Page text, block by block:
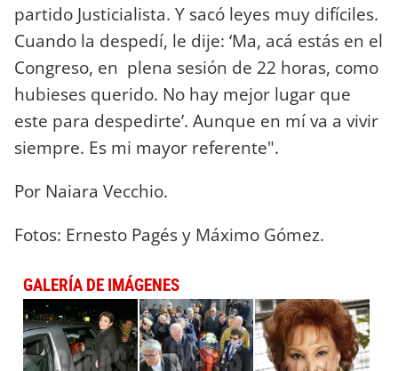
partido Justicialista. Y sacó leyes muy difíciles.
Cuando la despedí, le dije: ‘Ma, acá estás en el
Congreso, en plena sesión de 22 horas, como
hubieses querido. No hay mejor lugar que
este para despedirte’. Aunque en mí va a vivir
siempre. Es mi mayor referente".
Por Naiara Vecchio.
Fotos: Ernesto Pagés y Máximo Gómez.
GALERÍA DE IMÁGENES